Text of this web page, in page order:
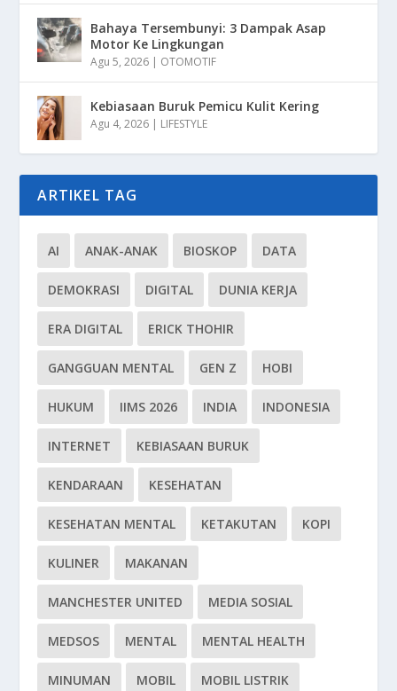
Bahaya Tersembunyi: 3 Dampak Asap
Motor Ke Lingkungan
Agu 5, 2026 | OTOMOTIF
Kebiasaan Buruk Pemicu Kulit Kering
Agu 4, 2026 | LIFESTYLE
ARTIKEL TAG
AI ANAK-ANAK BIOSKOP DATA
DEMOKRASI DIGITAL DUNIA KERJA
ERA DIGITAL ERICK THOHIR
GANGGUAN MENTAL GEN Z HOBI
HUKUM IIMS 2026 INDIA INDONESIA
INTERNET KEBIASAAN BURUK
KENDARAAN KESEHATAN
KESEHATAN MENTAL KETAKUTAN KOPI
KULINER MAKANAN
MANCHESTER UNITED MEDIA SOSIAL
MEDSOS MENTAL MENTAL HEALTH
MINUMAN MOBIL MOBIL LISTRIK